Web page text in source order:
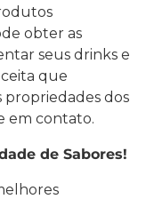
obter as
seus drinks e
que
propriedades dos
em contato.
de Sabores!